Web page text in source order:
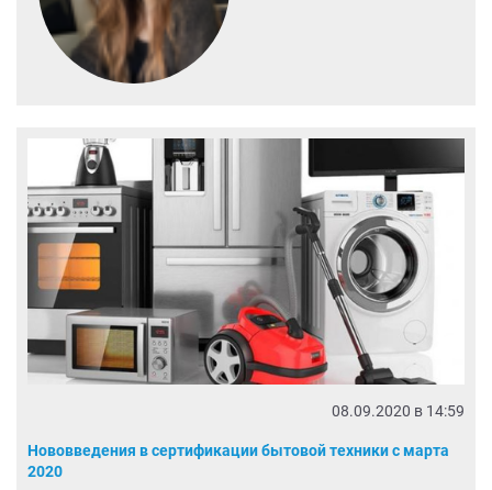
08.09.2020 в 14:59
Нововведения в сертификации бытовой техники с марта
2020